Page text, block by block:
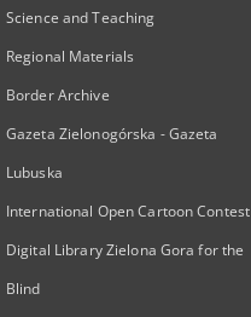
Science and Teaching
Regional Materials
Border Archive
Gazeta Zielonogórska - Gazeta
Lubuska
International Open Cartoon Contest
Digital Library Zielona Gora for the
Blind